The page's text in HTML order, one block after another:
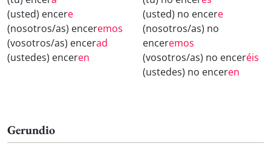
(usted) encere
(nosotros/as) enceremos
(vosotros/as) encerad
(ustedes) enceren
(usted) no encere
(nosotros/as) no
enceremos
(vosotros/as) no enceréis
(ustedes) no enceren
Gerundio